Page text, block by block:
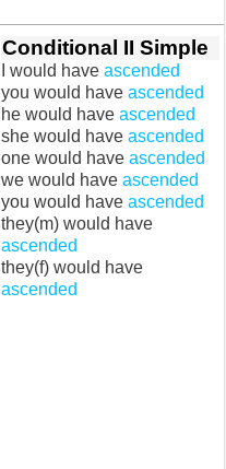
Conditional II Simple
I would have ascended
you would have ascended
he would have ascended
she would have ascended
one would have ascended
we would have ascended
you would have ascended
they(m) would have
ascended
they(f) would have
ascended